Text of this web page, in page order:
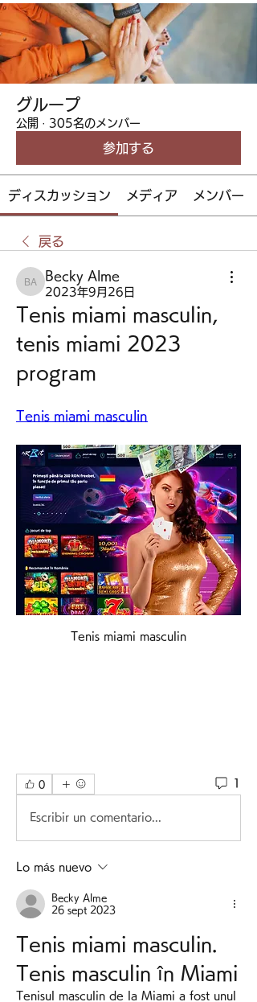
グループ
公開 · 305名のメンバー
参加する
ディスカッション メディア メンバー
戻る
Becky Alme
Becky Alme
2023年9月26日
Tenis miami masculin,
tenis miami 2023
program
Tenis miami masculin
Tenis miami masculin
0 1
Escribir un comentario...
Lo más nuevo
Becky Alme
26 sept 2023
Tenis miami masculin.
Tenis masculin în Miami
Tenisul masculin de la Miami a fost unul